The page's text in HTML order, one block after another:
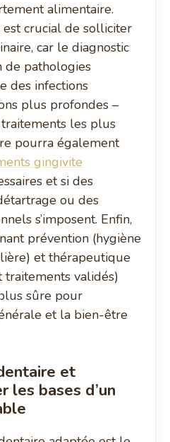
alimentaire.
est crucial de solliciter
car le diagnostic
de pathologies
des infections
plus profondes –
les plus
pourra également
gingivite
et si des
ou des
s’imposent. Enfin,
prévention (hygiène
et thérapeutique
validés)
sûre pour
et la bien-être
et
les bases d’un